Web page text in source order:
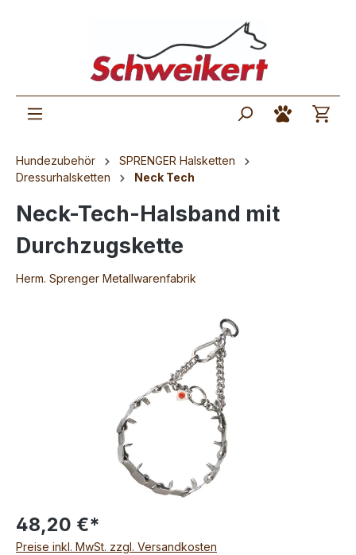
Hundezubehör
SPRENGER Halsketten
Dressurhalsketten
Neck Tech
Neck-Tech-Halsband mit
Durchzugskette
Herm. Sprenger Metallwarenfabrik
48,20 €*
Preise inkl. MwSt. zzgl. Versandkosten